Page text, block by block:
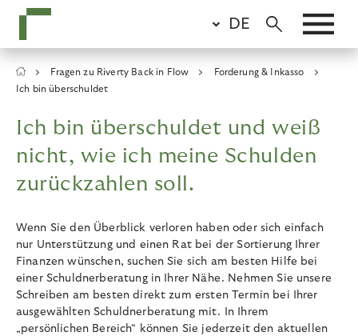
main
DE
Breadcrumb
Fragen zu Riverty Back in Flow
Forderung & Inkasso
Ich bin überschuldet
Ich bin überschuldet und weiß
nicht, wie ich meine Schulden
zurückzahlen soll.
Wenn Sie den Überblick verloren haben oder sich einfach
nur Unterstützung und einen Rat bei der Sortierung Ihrer
Finanzen wünschen, suchen Sie sich am besten Hilfe bei
einer Schuldnerberatung in Ihrer Nähe. Nehmen Sie unsere
Schreiben am besten direkt zum ersten Termin bei Ihrer
ausgewählten Schuldnerberatung mit. In Ihrem
„persönlichen Bereich“ können Sie jederzeit den aktuellen